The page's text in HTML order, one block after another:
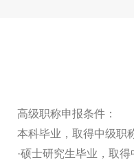
高级职称申报条件：
本科毕业，取得中级职
·硕士研究生毕业，取